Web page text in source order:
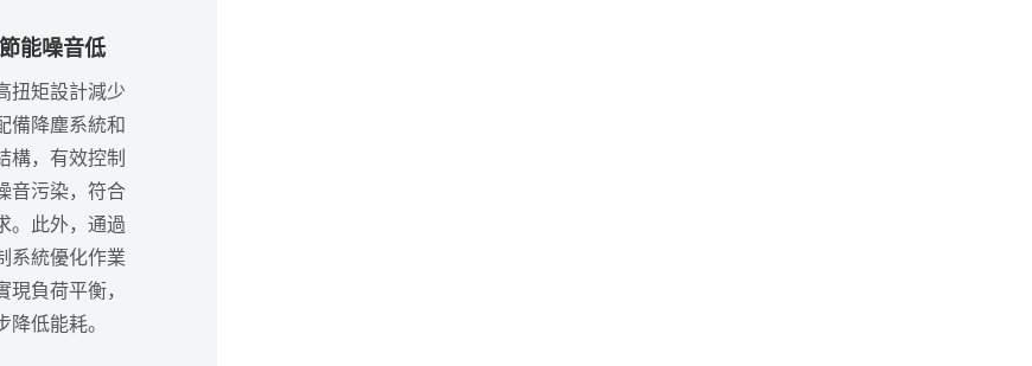
能噪音低
扭矩設計減少
備降塵系統和
構，有效控制
音污染，符合
。此外，通過
系統優化作業
現負荷平衡，
降低能耗。